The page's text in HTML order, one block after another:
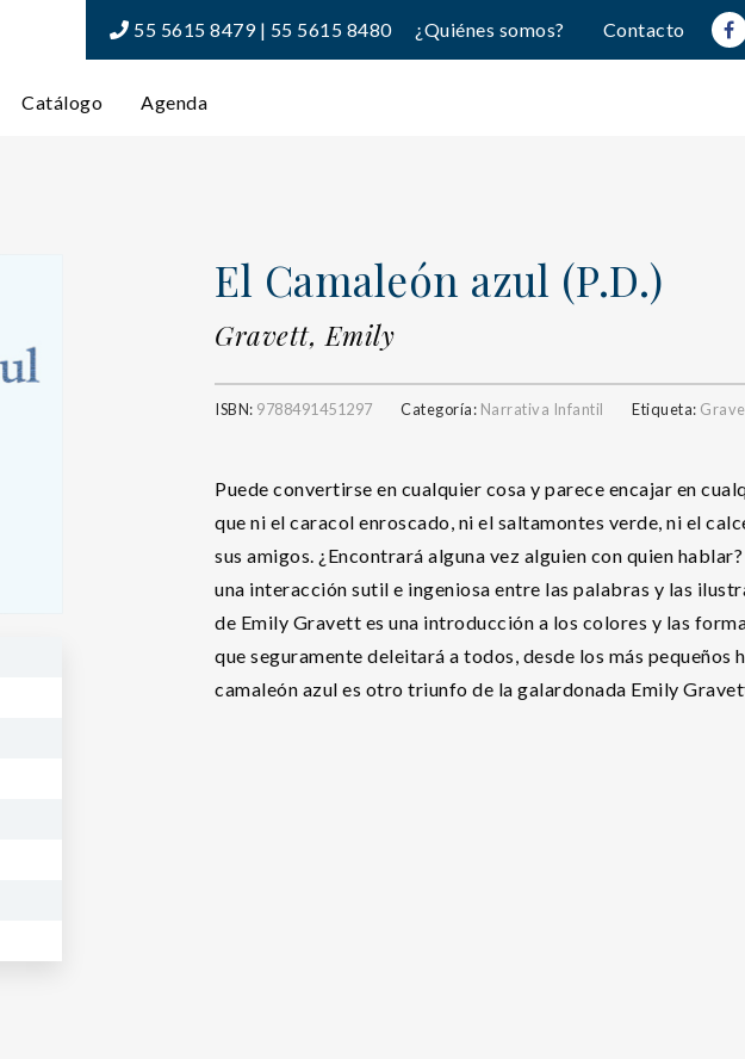
55 5615 8479 | 55 5615 8480 ¿Quiénes somos? Contacto
Catálogo Agenda
El Camaleón azul (P.D.)
Gravett, Emily
ISBN: 9788491451297 Categoría: Narrativa Infantil Etiqueta:
Puede convertirse en cualquier cosa y parece encajar en
que ni el caracol enroscado, ni el saltamontes verde, ni el
sus amigos. ¿Encontrará alguna vez alguien con quien
una interacción sutil e ingeniosa entre las palabras y las
de Emily Gravett es una introducción a los colores y las
que seguramente deleitará a todos, desde los más pequeños
camaleón azul es otro triunfo de la galardonada Emily